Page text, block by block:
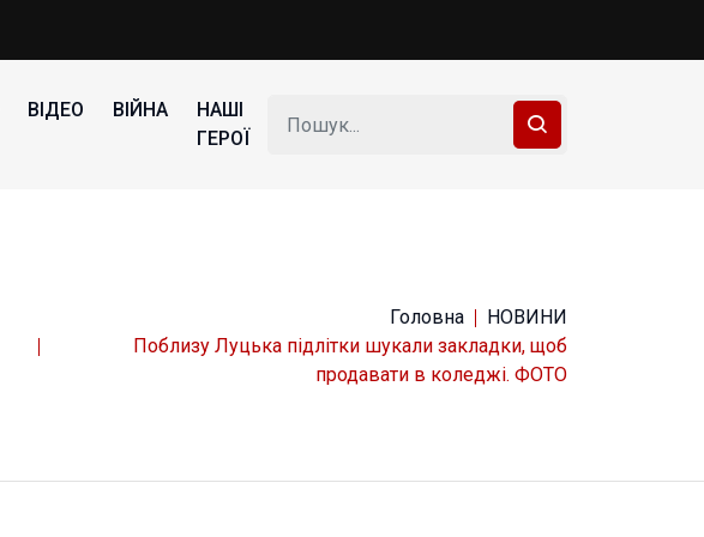
ВІДЕО ВІЙНА
НАШІ
ГЕРОЇ
Головна
НОВИНИ
Поблизу Луцька підлітки шукали закладки, щоб
продавати в коледжі. ФОТО